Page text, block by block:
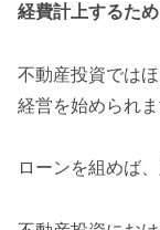
経費計上するため
不動産投資では
経営を始められま
ローンを組めば